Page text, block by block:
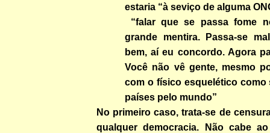
estaria “à seviço de alguma
“falar que se passa fome
grande mentira. Passa-se
bem, aí eu concordo. Agora
Você não vê gente, mesmo
com o físico esquelético como
países pelo mundo”
No primeiro caso, trata-se de
qualquer democracia. Não cabe